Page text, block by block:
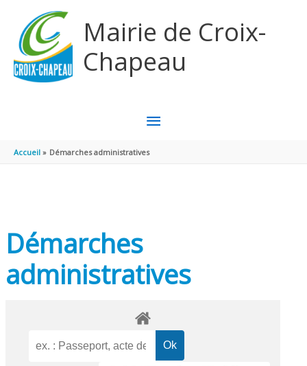
Mairie de Croix-
Chapeau
MENU
PRINCIPAL
Accueil Démarches administratives
Démarches
administratives